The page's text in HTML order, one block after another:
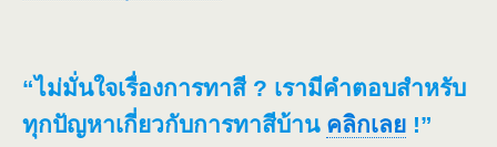
“ไม่มั่นใจเรื่องการทาสี ? เรามีคำตอบสำหรับ
ทุกปัญหาเกี่ยวกับการทาสีบ้าน คลิกเลย !”